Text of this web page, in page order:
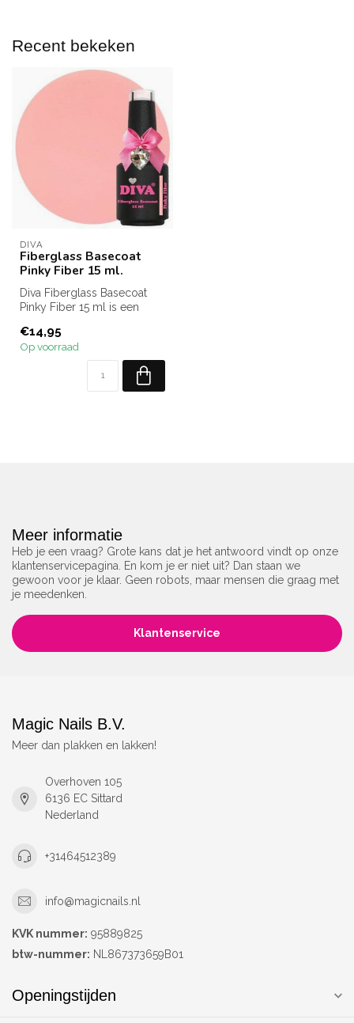
Recent bekeken
DIVA
Fiberglass Basecoat
Pinky Fiber 15 ml.
Diva Fiberglass Basecoat
Pinky Fiber 15 ml is een
fiberg...
€14,95
Op voorraad
Meer informatie
Heb je een vraag? Grote kans dat je het antwoord vindt op onze
klantenservicepagina. En kom je er niet uit? Dan staan we
gewoon voor je klaar. Geen robots, maar mensen die graag met
je meedenken.
Klantenservice
Magic Nails B.V.
Meer dan plakken en lakken!
Overhoven 105
6136 EC Sittard
Nederland
+31464512389
info@magicnails.nl
KVK nummer: 95889825
btw-nummer: NL867373659B01
Openingstijden